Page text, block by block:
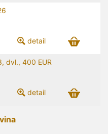
detail
dvl., 400 EUR
detail